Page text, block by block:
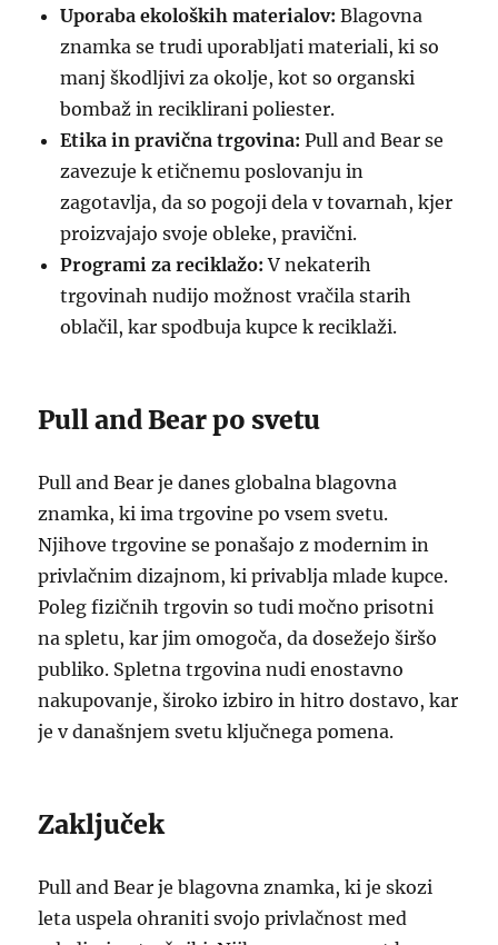
Uporaba ekoloških materialov: Blagovna
znamka se trudi uporabljati materiali, ki so
manj škodljivi za okolje, kot so organski
bombaž in reciklirani poliester.
Etika in pravična trgovina: Pull and Bear se
zavezuje k etičnemu poslovanju in
zagotavlja, da so pogoji dela v tovarnah, kjer
proizvajajo svoje obleke, pravični.
Programi za reciklažo: V nekaterih
trgovinah nudijo možnost vračila starih
oblačil, kar spodbuja kupce k reciklaži.
Pull and Bear po svetu
Pull and Bear je danes globalna blagovna
znamka, ki ima trgovine po vsem svetu.
Njihove trgovine se ponašajo z modernim in
privlačnim dizajnom, ki privablja mlade kupce.
Poleg fizičnih trgovin so tudi močno prisotni
na spletu, kar jim omogoča, da dosežejo širšo
publiko. Spletna trgovina nudi enostavno
nakupovanje, široko izbiro in hitro dostavo, kar
je v današnjem svetu ključnega pomena.
Zaključek
Pull and Bear je blagovna znamka, ki je skozi
leta uspela ohraniti svojo privlačnost med